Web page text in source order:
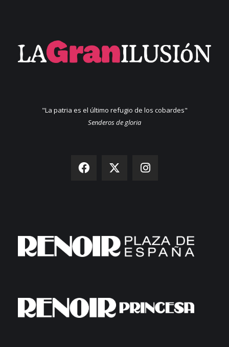
"La patria es el último refugio de los cobardes"
Senderos de gloria